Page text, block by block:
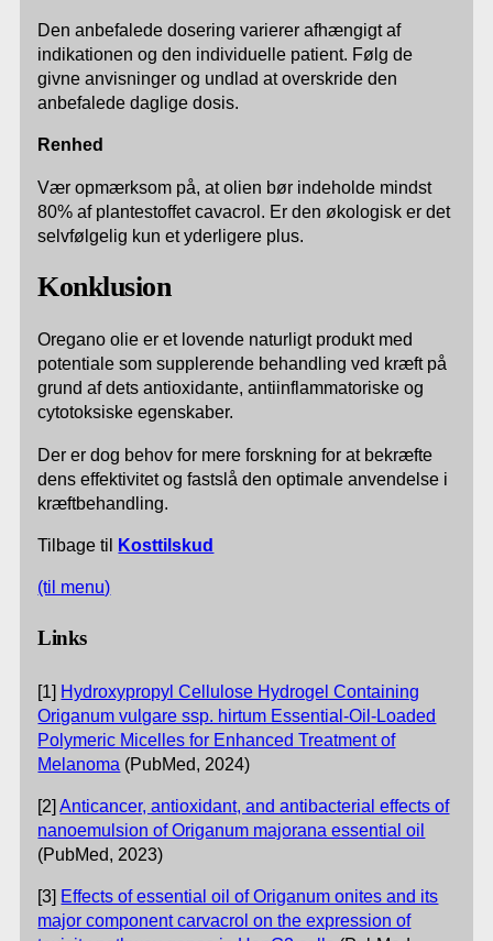
Den anbefalede dosering varierer afhængigt af
indikationen og den individuelle patient. Følg de
givne anvisninger og undlad at overskride den
anbefalede daglige dosis.
Renhed
Vær opmærksom på, at olien bør indeholde mindst
80% af plantestoffet cavacrol. Er den økologisk er det
selvfølgelig kun et yderligere plus.
Konklusion
Oregano olie er et lovende naturligt produkt med
potentiale som supplerende behandling ved kræft på
grund af dets antioxidante, antiinflammatoriske og
cytotoksiske egenskaber.
Der er dog behov for mere forskning for at bekræfte
dens effektivitet og fastslå den optimale anvendelse i
kræftbehandling.
Tilbage til Kosttilskud
(til menu)
Links
[1] Hydroxypropyl Cellulose Hydrogel Containing
Origanum vulgare ssp. hirtum Essential-Oil-Loaded
Polymeric Micelles for Enhanced Treatment of
Melanoma (PubMed, 2024)
[2]Anticancer, antioxidant, and antibacterial effects of
nanoemulsion of Origanum majorana essential oil
(PubMed, 2023)
[3] Effects of essential oil of Origanum onites and its
major component carvacrol on the expression of